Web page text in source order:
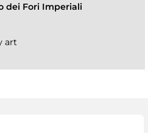
dei Fori Imperiali
art